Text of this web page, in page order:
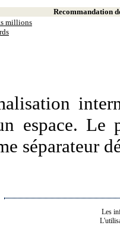
Recommandation
millions
espace. Le
séparateur
Les